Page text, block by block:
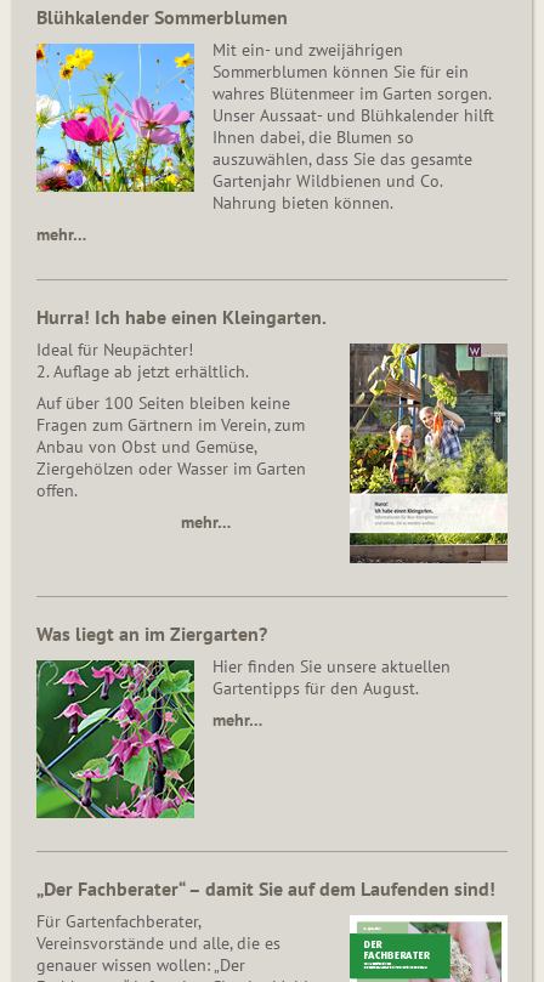
Blühkalender Sommerblumen
Mit ein- und zweijährigen
Sommerblumen können Sie für ein
wahres Blütenmeer im Garten sorgen.
Unser Aussaat- und Blühkalender hilft
Ihnen dabei, die Blumen so
auszuwählen, dass Sie das gesamte
Gartenjahr Wildbienen und Co.
Nahrung bieten können.
mehr…
Hurra! Ich habe einen Kleingarten.
Ideal für Neupächter!
2. Auflage ab jetzt erhältlich.
Auf über 100 Seiten bleiben keine
Fragen zum Gärtnern im Verein, zum
Anbau von Obst und Gemüse,
Ziergehölzen oder Wasser im Garten
offen.
mehr…
Was liegt an im Ziergarten?
Hier finden Sie unsere aktuellen
Gartentipps für den August.
mehr…
„Der Fachberater“ – damit Sie auf dem Laufenden sind!
Für Gartenfachberater,
Vereinsvorstände und alle, die es
genauer wissen wollen: „Der